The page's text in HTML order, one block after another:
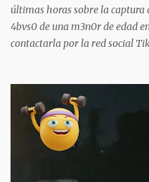
últimas horas sobre la captura
4bvs0 de una m3n0r de edad
contactarla por la red social
operación la ejecutaron
prevención asignados a la
Copán. Los equipos tras
con las labores de
sospechoso de 19 años, de
Dormitorios. Al individuo,